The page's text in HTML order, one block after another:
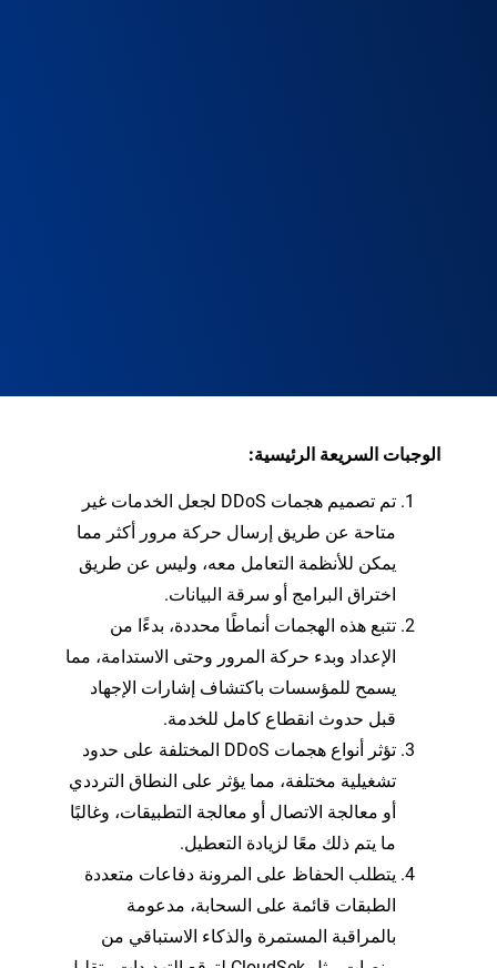
الوجبات السريعة الرئيسية:
تم تصميم هجمات DDoS لجعل الخدمات غير
متاحة عن طريق إرسال حركة مرور أكثر مما
يمكن للأنظمة التعامل معه، وليس عن طريق
اختراق البرامج أو سرقة البيانات.
تتبع هذه الهجمات أنماطًا محددة، بدءًا من
الإعداد وبدء حركة المرور وحتى الاستدامة، مما
يسمح للمؤسسات باكتشاف إشارات الإجهاد
قبل حدوث انقطاع كامل للخدمة.
تؤثر أنواع هجمات DDoS المختلفة على حدود
تشغيلية مختلفة، مما يؤثر على النطاق الترددي
أو معالجة الاتصال أو معالجة التطبيقات، وغالبًا
ما يتم ذلك معًا لزيادة التعطيل.
يتطلب الحفاظ على المرونة دفاعات متعددة
الطبقات قائمة على السحابة، مدعومة
بالمراقبة المستمرة والذكاء الاستباقي من